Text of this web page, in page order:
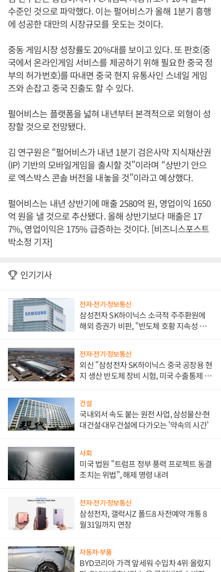
수준인 것으로 파악했다. 이는 펄어비스가 올해 1분기 흥행
에 성공한 대만의 시장규모를 웃도는 것이다.
중동 게임시장 성장률도 20%대를 보이고 있다. 또 판호(중
국에서 온라인게임 서비스를 제공하기 위해 필요한 중국 정
부의 허가번호)를 따내면 중국 현지 유통사인 스네일 게임
즈와 손잡고 중국 진출도 할 수 있다.
펄어비스는 플랫폼을 넓혀 내년부터 본격적으로 외형이 성
장할 것으로 전망됐다.
김 연구원은 “펄어비스가 내년 1분기 검은사막 지식재산권
(IP) 기반의 모바일게임을 출시할 것”이라며 “상반기 안으
로 엑스박스 콘솔 버전을 내놓을 것”이라고 예상했다.
펄어비스는 내년 상반기에 매출 2580억 원, 영업이익 1650
억 원을 낼 것으로 추산됐다. 올해 상반기보다 매출은 17
7%, 영업이익은 175% 급증하는 것이다. [비즈니스포스트
박소정 기자]
인기기사
전자·전기·정보통신
삼성전자 SK하이닉스 소극적 주주환원에
해외 증권가 비판, "반도체 호황 지속성 의
전자·전기·정보통신
외신 "삼성전자 SK하이닉스 중국 공장용 현
지 생산 반도체 장비 시험, 미국 수출통제 대
건설
국내외서 속도 붙는 원전 사업, 삼성물산·현
대건설·대우건설에 다가오는 '약속의 시간'
사회
미국 법원 "트럼프 정부 풍력 프로젝트 동결
조치는 위법", 해제 명령 내려
전자·전기·정보통신
삼성전자, 갤럭시Z 폴드8 사전예약 개통 8
월31일까지 연장
자동차·부품
BYD코리아 가격 앞세워 수입차 4위 올랐지